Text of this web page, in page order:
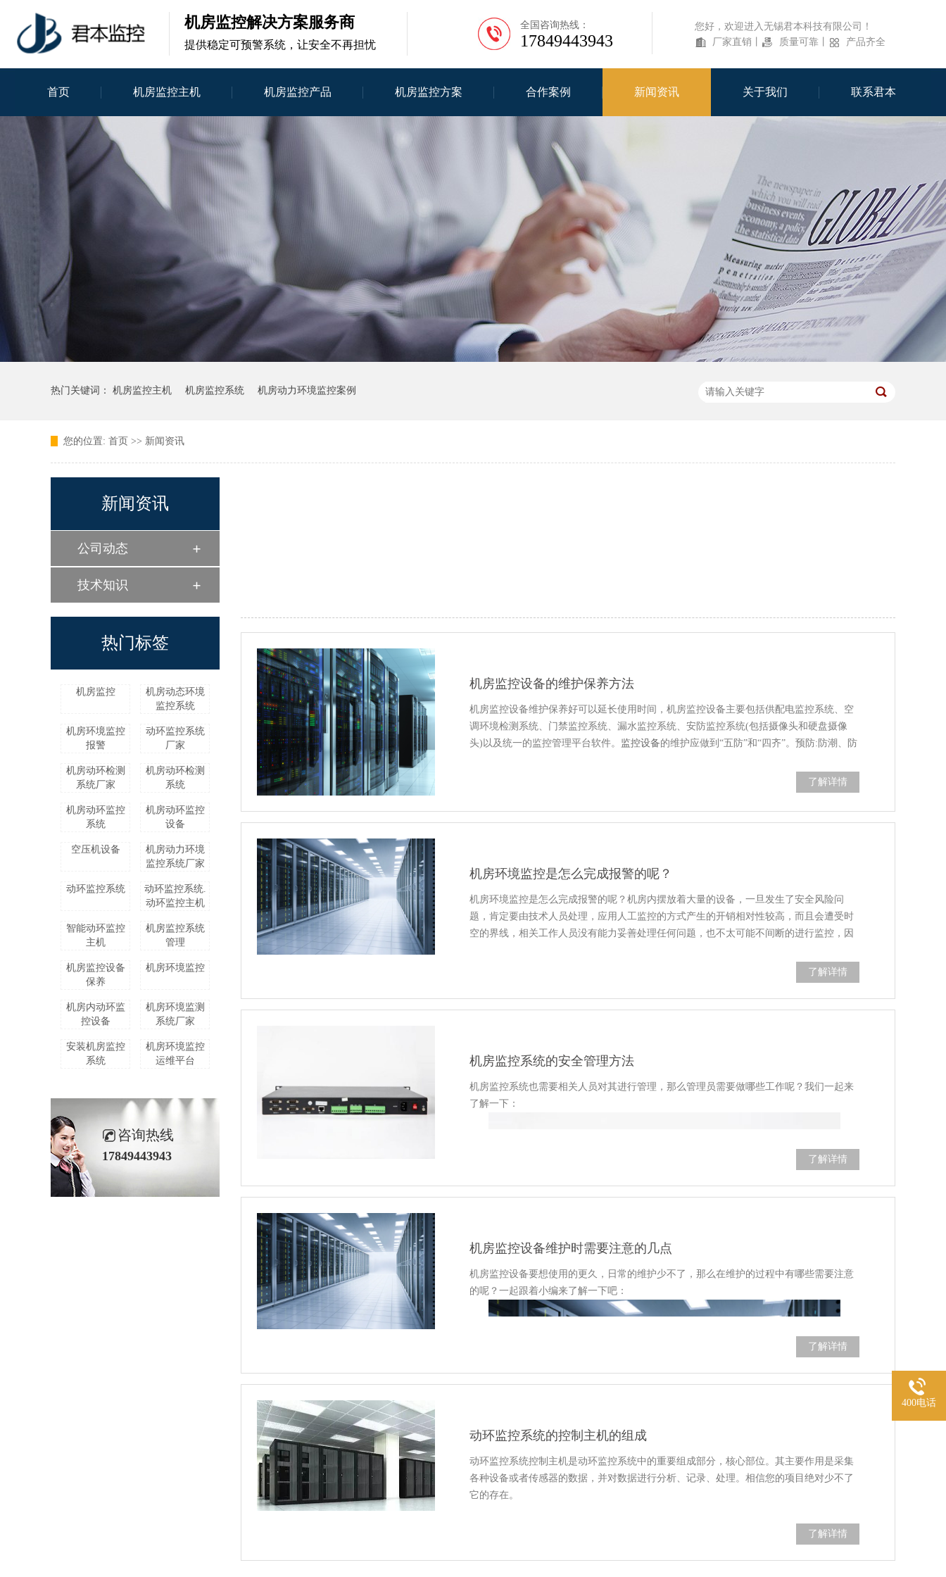
机房监控解决方案服务商
提供稳定可预警系统，让安全不再担忧
全国咨询热线：
17849443943
您好，欢迎进入无锡君本科技有限公司！
厂家直销
质量可靠 产品齐全
首页 机房监控主机 机房监控产品 机房监控方案 合作案例 新闻资讯 关于我们 联系君本
热门关键词： 机房监控主机 机房监控系统 机房动力环境监控案例
您的位置: 首页 >> 新闻资讯
新闻资讯
公司动态
技术知识
热门标签
机房监控
机房动态环境
监控系统
机房环境监控
报警
动环监控系统
厂家
机房动环检测
系统厂家
机房动环检测
系统
机房动环监控
系统
机房动环监控
设备
空压机设备
机房动力环境
监控系统厂家
动环监控系统
动环监控系统.
动环监控主机
智能动环监控
主机
机房监控系统
管理
机房监控设备
保养
机房环境监控
机房内动环监
控设备
机房环境监测
系统厂家
安装机房监控
系统
机房环境监控
运维平台
咨询热线
17849443943
机房监控设备的维护保养方法
机房监控设备维护保养好可以延长使用时间，机房监控设备主要包括供配电监控系统、空
调环境检测系统、门禁监控系统、漏水监控系统、安防监控系统(包括摄像头和硬盘摄像
头)以及统一的监控管理平台软件。 监控设备的维护应做到“五防”和“四齐”。预防:防潮、防
机房监控设备维护应做到“五防”和“四齐”。
2)硬盘录像机的维护包括以下几个方面:
防潮防尘。电路板上的灰尘受潮后会造成短路。为了使硬盘录像机长期正常工作，应该定
控制台/RS232/RS485等视音频信号线和接口不能插拔，否则这些端口很容易损坏。
硬盘录像机关闭时，不要直接关闭电源开关。应使用菜单中的关机功能或面板上的关机按
注意防潮。它是湿相机的敌人。高湿度会导致相机内部金属生锈，电路部分短路，镜头部
分镜片发霉等。在极端情况下，滚筒表面会形成水滴。此时如果放入胶带，胶带会粘在滚
筒上，随着滚筒的高速转动，胶带和机器同时损坏。
注意防振。振动会对相机的机械部分产生不利影响。现在数码相机的机械部分非常精密，
时会造成机械错位甚至电路板松动。使用时尽量避免强烈震动，尤其是防止机器掉在地
注意防尘。相机转速高，尤其是数码相机的转速高达每分钟9000转。在这么高的转速下，
如果磁头碰到机器里的灰尘，有时会损坏。同时，机器内的灰尘会造成磁头瞬间堵塞，影
了解详情
机房环境监控是怎么完成报警的呢？
机房环境监控是怎么完成报警的呢？机房内摆放着大量的设备，一旦发生了安全风险问
题，肯定要由技术人员处理，应用人工监控的方式产生的开销相对性较高，而且会遭受时
空的界线，相关工作人员没有能力妥善处理任何问题，也不太可能不间断的进行监控，因
短信。短信报警的方式也是特别普遍的，假如接收报警信息的人正在开会的话，那么这样
的报警方式无疑是极佳的，它不可能终止会议进程，另外还可以让大家得到报警讯息。
电话。电话报警方式也相对性普遍，这是一种较为普遍的报警方式，无论大家身在何处，
也无论手里是否拥有某些工作，大家都可以接到通知，在这样的报警方式的帮助之下，任
何的问题都可以得到解决，另一方面这也是较为普遍的一种报警方式。
以保留历史数据以及报警事件，灵活运用远程的方式完成各项监管工作。在这一款系统的
帮助之下，任何的工作都可以由浅入深的进行，而它为大家提供的报警方式绝不仅仅是仅
限于以上几点，还包括了很多小众化的报警方式。
了解详情
机房监控系统的安全管理方法
机房监控系统也需要相关人员对其进行管理，那么管理员需要做哪些工作呢？我们一起来
了解一下：
1、禁止机房人员窥探、抄录、复制，不可向无关人员或外界泄露。操作人员没有得到批准
不可动用、开设、检查、改变经营的软件。
3、对图纸、资料、文件等进行严格的管理，运用登记手续。IP地址与密码等信息不可让无
关人员获取。
4、泛地缘UPS电源机房监控系统前端采集设备通过TCP/GPRS/WIFI联网后自动连接到平台
服务器，可以在手机端大屏端直观看护系统的运行状况和相关数据。当出现异常时，可同
步接收告警信息。
6、遵照管理制度与安全操作来使用，依照访问数据运用权限进入系统。禁止对其进行盗
取、破译权限密码。
了解详情
机房监控设备维护时需要注意的几点
机房监控设备要想使用的更久，日常的维护少不了，那么在维护的过程中有哪些需要注意
的呢？一起跟着小编来了解一下吧：
1、对每个设备所供电源的插座要经常检查，防止插头脱落；
了解详情
动环监控系统的控制主机的组成
动环监控系统控制主机是动环监控系统中的重要组成部分，核心部位。其主要作用是采集
各种设备或者传感器的数据，并对数据进行分析、记录、处理。相信您的项目绝对少不了
它的存在。
境监控应用的高性能一体化嵌入式机房监控主机。主机配合相关的智能传感器设备，可以
监控供配电、照明、温湿度、门禁、UPS、空调、新风机、有害气体、烟雾、漏水等。
当机房内设备参数发生变化，有警情发生时，动环主机会通过短信、电话、邮件、声光、
了解详情
400电话